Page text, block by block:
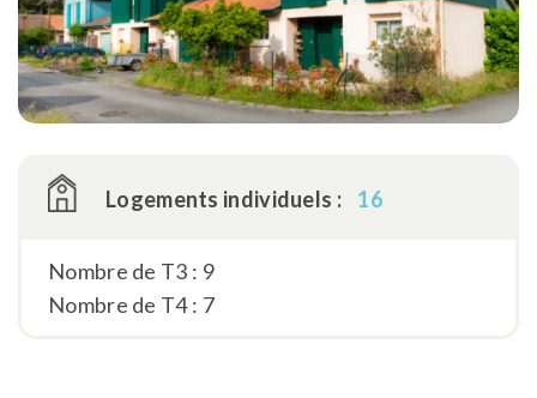
Logements individuels : 16
Nombre de T3 : 9
Nombre de T4 : 7